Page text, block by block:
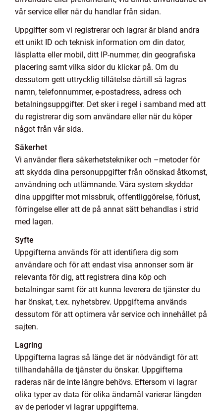
vår service eller när du handlar från sidan.
Uppgifter som vi registrerar och lagrar är bland andra
ett unikt ID och teknisk information om din dator,
läsplatta eller mobil, ditt IP-nummer, din geografiska
placering samt vilka sidor du klickar på. Om du
dessutom gett uttrycklig tillåtelse därtill så lagras
namn, telefonnummer, e-postadress, adress och
betalningsuppgifter. Det sker i regel i samband med att
du registrerar dig som användare eller när du köper
något från vår sida.
Säkerhet
Vi använder flera säkerhetstekniker och –metoder för
att skydda dina personuppgifter från oönskad åtkomst,
användning och utlämnande. Våra system skyddar
dina uppgifter mot missbruk, offentliggörelse, förlust,
förringelse eller att de på annat sätt behandlas i strid
med lagen.
Syfte
Uppgifterna används för att identifiera dig som
användare och för att endast visa annonser som är
relevanta för dig, att registrera dina köp och
betalningar samt för att kunna leverera de tjänster du
har önskat, t.ex. nyhetsbrev. Uppgifterna används
dessutom för att optimera vår service och innehållet på
sajten.
Lagring
Uppgifterna lagras så länge det är nödvändigt för att
tillhandahålla de tjänster du önskar. Uppgifterna
raderas när de inte längre behövs. Eftersom vi lagrar
olika typer av data för olika ändamål varierar längden
av de perioder vi lagrar uppgifterna.